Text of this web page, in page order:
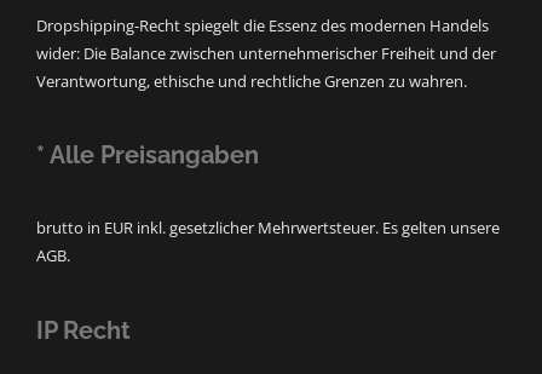
Dropshipping-Recht spiegelt die Essenz des modernen Handels
wider: Die Balance zwischen unternehmerischer Freiheit und der
Verantwortung, ethische und rechtliche Grenzen zu wahren.
* Alle Preisangaben
brutto in EUR inkl. gesetzlicher Mehrwertsteuer. Es gelten unsere
AGB.
IP Recht